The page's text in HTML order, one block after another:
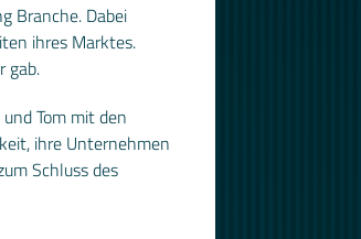
Branche. Dabei
ihres Marktes.
gab.
Tom mit den
ihre Unternehmen
Schluss des